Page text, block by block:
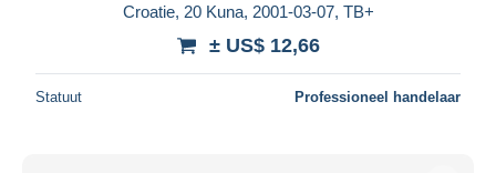
Croatie, 20 Kuna, 2001-03-07, TB+
± US$ 12,66
Statuut Professioneel handelaar